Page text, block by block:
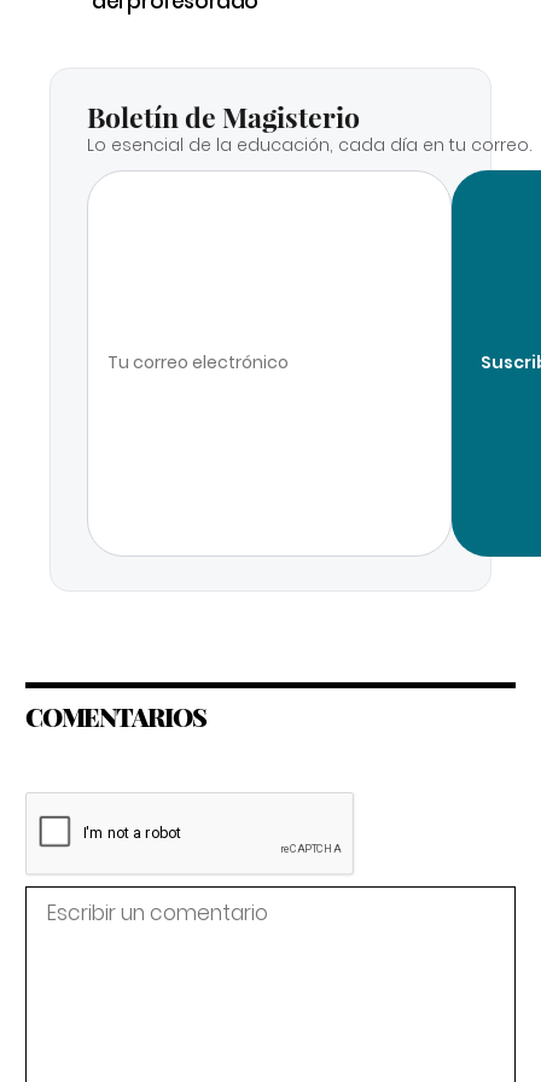
Boletín de Magisterio
Lo esencial de la educación, cada día en tu correo.
COMENTARIOS